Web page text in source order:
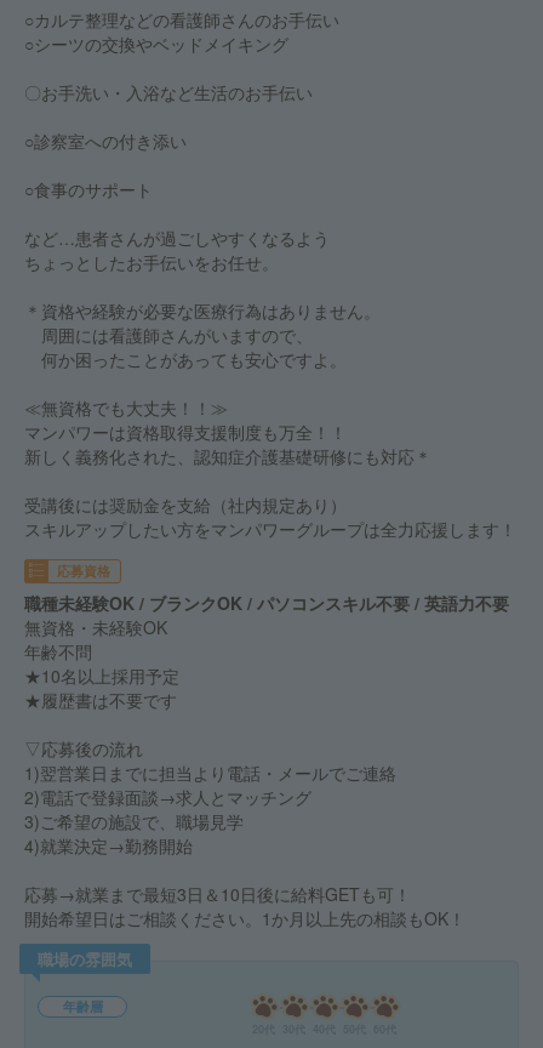
○カルテ整理などの看護師さんのお手伝い
○シーツの交換やベッドメイキング
〇お手洗い・入浴など生活のお手伝い
○診察室への付き添い
○食事のサポート
など…患者さんが過ごしやすくなるよう
ちょっとしたお手伝いをお任せ。
＊資格や経験が必要な医療行為はありません。
周囲には看護師さんがいますので、
何か困ったことがあっても安心ですよ。
≪無資格でも大丈夫！！≫
マンパワーは資格取得支援制度も万全！！
新しく義務化された、認知症介護基礎研修にも対応＊
受講後には奨励金を支給（社内規定あり）
スキルアップしたい方をマンパワーグループは全力応援します！
応募資格
職種未経験OK / ブランクOK / パソコンスキル不要 / 英語力不要
無資格・未経験OK
年齢不問
★10名以上採用予定
★履歴書は不要です
▽応募後の流れ
1)翌営業日までに担当より電話・メールでご連絡
2)電話で登録面談→求人とマッチング
3)ご希望の施設で、職場見学
4)就業決定→勤務開始
応募→就業まで最短3日＆10日後に給料GETも可！
開始希望日はご相談ください。1か月以上先の相談もOK！
職場の雰囲気
年齢層